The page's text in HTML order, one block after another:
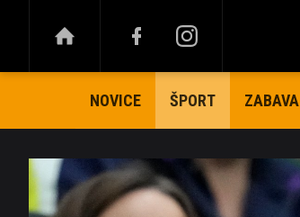
NOVICE ŠPORT ZABAVA